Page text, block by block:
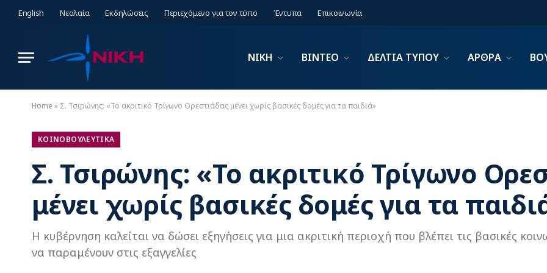
English Νεολαία Εκδηλώσεις Περιεχόμενο για τον τύπο Έντυπα Επικοινωνία
ΝΙΚΗ ΒΙΝΤΕΟ ΔΕΛΤΙΑ ΤΥΠΟΥ ΑΡΘΡΑ
Home » Σ. Τσιρώνης: «Το ακριτικό Τρίγωνο Ορεστιάδας μένει χωρίς βασικές δομές για τα παιδιά»
ΚΟΙΝΟΒΟΥΛΕΥΤΙΚΑ
Σ. Τσιρώνης: «Το ακριτικό Τρίγωνο
μένει χωρίς βασικές δομές για τα
Η κυβέρνηση καλείται να δώσει εξηγήσεις για μια ακριτική περιοχή που βλέπει τις βασικές
να παραμένουν στις εξαγγελίες